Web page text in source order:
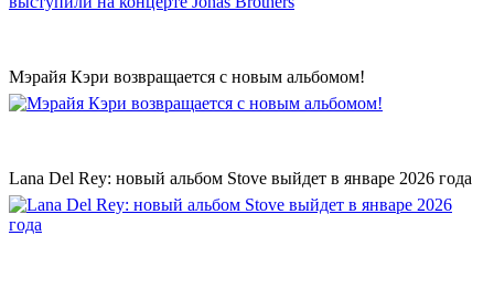
Мэрайя Кэри возвращается с новым альбомом!
Lana Del Rey: новый альбом Stove выйдет в январе 2026 года